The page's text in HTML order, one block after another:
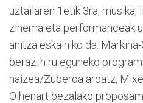
uztailaren 1etik 3ra,
zinema eta performanceak
anitza eskainiko da.
beraz: hiru eguneko
haizea/Zuberoa ardatz,
Oihenart bezalako